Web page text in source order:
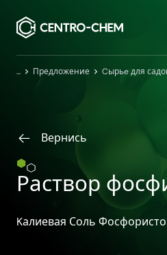
ГлавнаяПредложение Cырьe для
Вернись
Раствор
Kалиевая Соль